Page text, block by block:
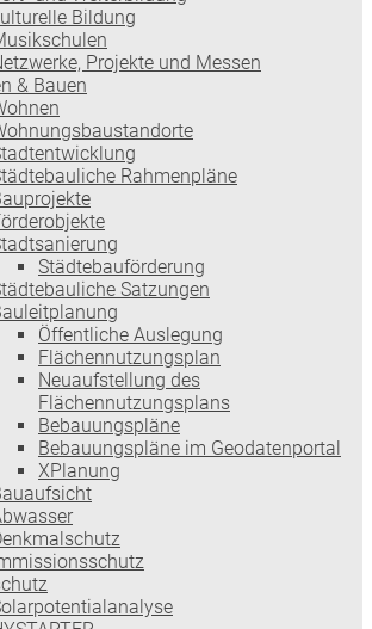
Bildung
Projekte und Messen
& Bauen
Rahmenpläne
Städtebauförderung
Satzungen
Öffentliche Auslegung
Flächennutzungsplan
Neuaufstellung des
Flächennutzungsplans
Bebauungspläne
Bebauungspläne im Geodatenportal
XPlanung